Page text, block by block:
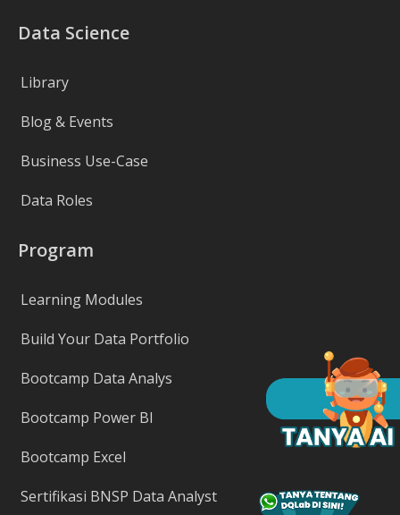
Data Science
Library
Blog & Events
Business Use-Case
Data Roles
Program
Learning Modules
Build Your Data Portfolio
Bootcamp Data Analys
Bootcamp Power BI
Bootcamp Excel
Sertifikasi BNSP Data Analyst